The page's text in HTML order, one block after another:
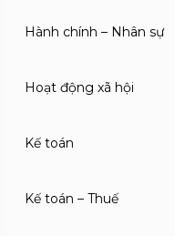
Hành chính – Nhân sự
Hoạt động xã hội
Kế toán
Kế toán – Thuế